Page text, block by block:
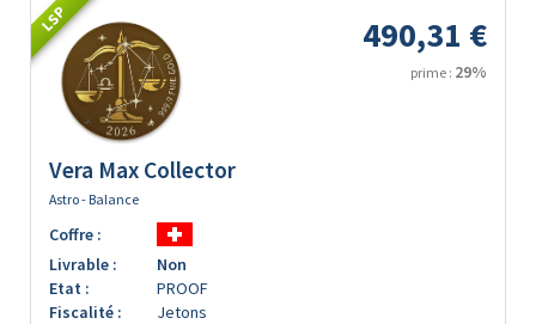
LSP 490,31 €
prime : 29%
Vera Max Collector
Astro - Balance
Coffre :
Livrable :
Non
Etat :
PROOF
Fiscalité :
Jetons